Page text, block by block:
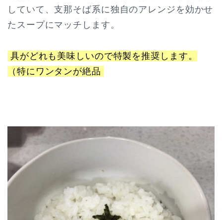
していて、支那そば系に独自のアレンジを効かせ
たスープにマッチします。
具がどれも美味しいので特製を推奨します。
（特にワンタンが絶品